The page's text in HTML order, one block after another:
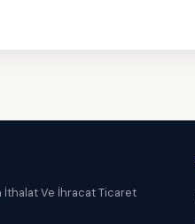
İthalat Ve İhracat Ticaret